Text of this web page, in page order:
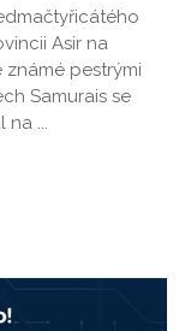
Asir na
známé pestrými
Samurais se
na ...